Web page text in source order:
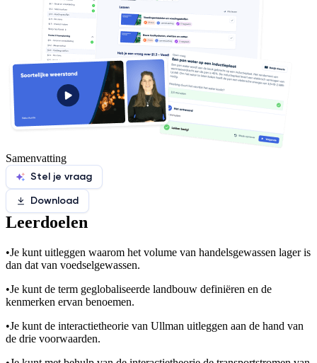
Samenvatting
Stel je vraag
Download
Leerdoelen
•Je kunt uitleggen waarom het volume van handelsgewassen lager is
dan dat van voedselgewassen.
•Je kunt de term geglobaliseerde landbouw definiëren en de
kenmerken ervan benoemen.
•Je kunt de interactietheorie van Ullman uitleggen aan de hand van
de drie voorwaarden.